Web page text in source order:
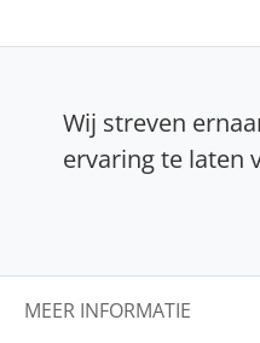
Wij streven
ervaring te laten
MEER INFORMATIE